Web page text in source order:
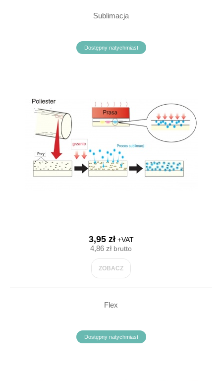
Sublimacja
Dostępny natychmiast
3,95 zł+VAT
4,86 złbrutto
ZOBACZ
Flex
Dostępny natychmiast